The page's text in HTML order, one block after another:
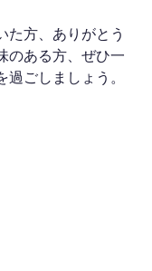
た方、ありがとう
のある方、ぜひ一
ごしましょう。